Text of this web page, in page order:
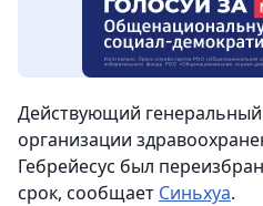
Действующий
организации
Гебрейесус был
срок, сообщает Синьхуа.